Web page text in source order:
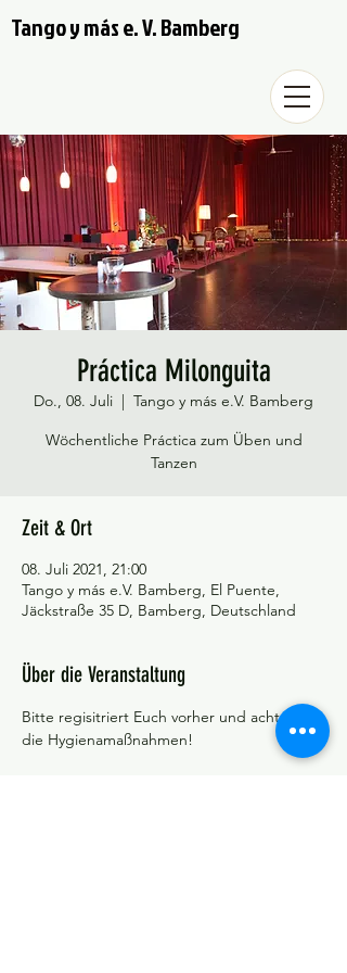
Tango y más e. V. Bamberg
Práctica Milonguita
Do., 08. Juli
  |
Tango y más e.V. Bamberg
Wöchentliche Práctica zum Üben und
Tanzen
Zeit & Ort
08. Juli 2021, 21:00
Tango y más e.V. Bamberg, El Puente,
Jäckstraße 35 D, Bamberg, Deutschland
Über die Veranstaltung
Bitte regisitriert Euch vorher und achtet auf
die Hygienamaßnahmen!